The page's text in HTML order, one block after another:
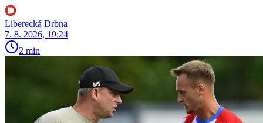
Liberecká Drbna
7. 8. 2026, 19:24
2 min